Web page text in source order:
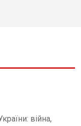
війна,